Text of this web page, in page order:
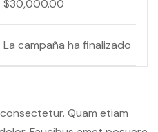
$30,000.00
La campaña ha finalizado
Quam etiam